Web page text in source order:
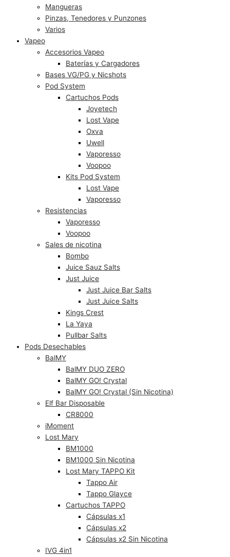
Mangueras
Pinzas, Tenedores y Punzones
Varios
Vapeo
Accesorios Vapeo
Baterías y Cargadores
Bases VG/PG y Nicshots
Pod System
Cartuchos Pods
Joyetech
Lost Vape
Oxva
Uwell
Vaporesso
Voopoo
Kits Pod System
Lost Vape
Vaporesso
Resistencias
Vaporesso
Voopoo
Sales de nicotina
Bombo
Juice Sauz Salts
Just Juice
Just Juice Bar Salts
Just Juice Salts
Kings Crest
La Yaya
Pullbar Salts
Pods Desechables
BalMY
BalMY DUO ZERO
BalMY GO! Crystal
BalMY GO! Crystal (Sin Nicotina)
Elf Bar Disposable
CR8000
iMoment
Lost Mary
BM1000
BM1000 Sin Nicotina
Lost Mary TAPPO Kit
Tappo Air
Tappo Glayce
Cartuchos TAPPO
Cápsulas x1
Cápsulas x2
Cápsulas x2 Sin Nicotina
IVG 4in1